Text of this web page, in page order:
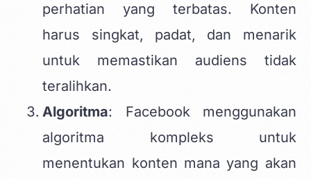
perhatian yang terbatas. Konten
harus singkat, padat, dan menarik
untuk memastikan audiens tidak
teralihkan.
Algoritma: Facebook menggunakan
algoritma kompleks untuk
menentukan konten mana yang akan